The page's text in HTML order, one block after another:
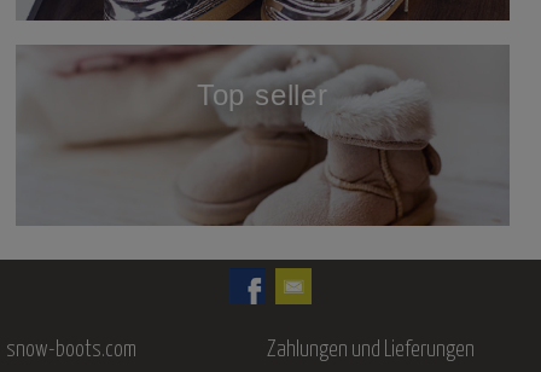
Top seller
öffnen
snow-boots.com Zahlungen und Lieferungen